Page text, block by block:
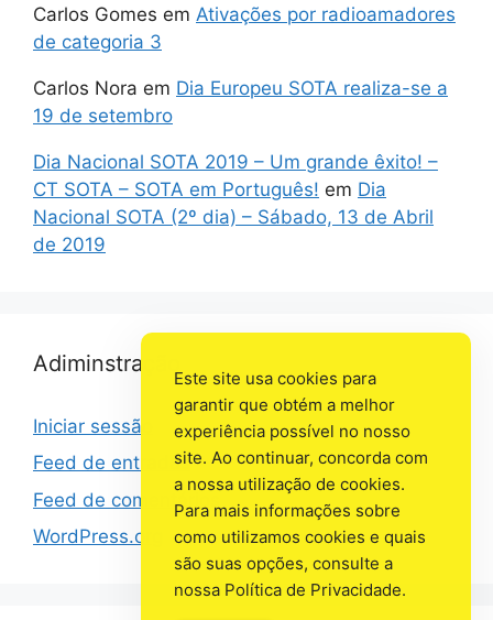
Carlos Gomes em Ativações por radioamadores
de categoria 3
Carlos Nora em Dia Europeu SOTA realiza-se a
19 de setembro
Dia Nacional SOTA 2019 – Um grande êxito! –
CT SOTA – SOTA em Português! em Dia
Nacional SOTA (2º dia) – Sábado, 13 de Abril
de 2019
Adiminstração
Iniciar sessão
Feed de entradas
Feed de comentários
WordPress.org
Este site usa cookies para
garantir que obtém a melhor
experiência possível no nosso
site. Ao continuar, concorda com
a nossa utilização de cookies.
Para mais informações sobre
como utilizamos cookies e quais
são suas opções, consulte a
nossa Política de Privacidade.